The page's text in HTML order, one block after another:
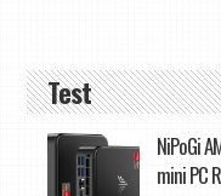
Test
NiPoGi
mini PC